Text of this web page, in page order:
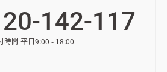
142-117
時間 平日9:00 - 18:00